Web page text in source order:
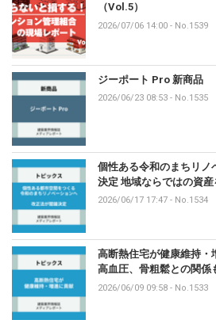
（Vol.5）
2026/07/06 14:00 - No.1539
ジーポート Pro 新商品
2026/06/23 08:53 - No.1535
個性ある令和のまちリノ
決定 地域ならではの資
2026/06/17 17:47 - No.1534
高断熱住宅が健康維持・
高血圧、骨粗鬆との関係
2026/06/09 09:58 - No.1533